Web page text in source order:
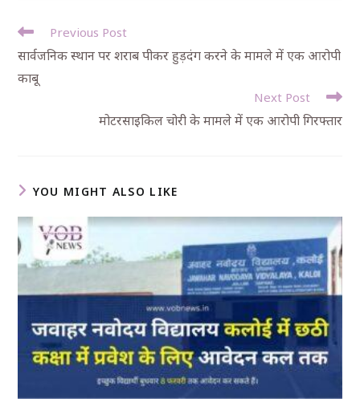
Previous Post
सार्वजनिक स्थान पर शराब पीकर हुड़दंग करने के मामले में एक आरोपी
काबू
Next Post
मोटरसाइकिल चोरी के मामले में एक आरोपी गिरफ्तार
YOU MIGHT ALSO LIKE